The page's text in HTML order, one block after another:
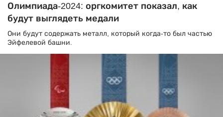
Олимпиада-2024: оргкомитет показал, как
будут выглядеть медали
Они будут содержать металл, который когда-то был частью
Эйфелевой башни.